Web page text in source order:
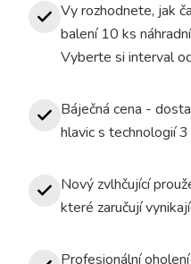
Vy rozhodnete, jak
balení 10 ks
Vyberte si interval
Báječná cena -
hlavic s technologií
Nový zvlhčující
které zaručují
Profesionální